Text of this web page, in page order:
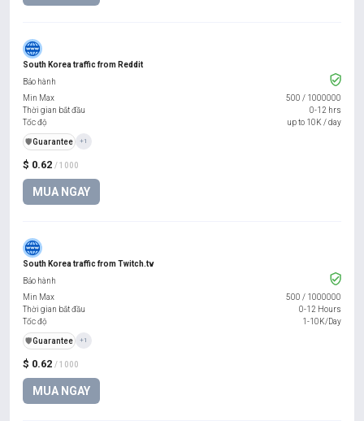
South Korea traffic from Reddit
$ 0.62 / 1000
MUA NGAY
Bảo hành
Min Max
500 / 1000000
Thời gian bắt đầu
0-12 hrs
Tốc độ
up to 10K / day
️🛡️Guarantee +1
South Korea traffic from Twitch.tv
$ 0.62 / 1000
MUA NGAY
Bảo hành
Min Max
500 / 1000000
Thời gian bắt đầu
0-12 Hours
Tốc độ
1-10K/Day
️🛡️Guarantee +1